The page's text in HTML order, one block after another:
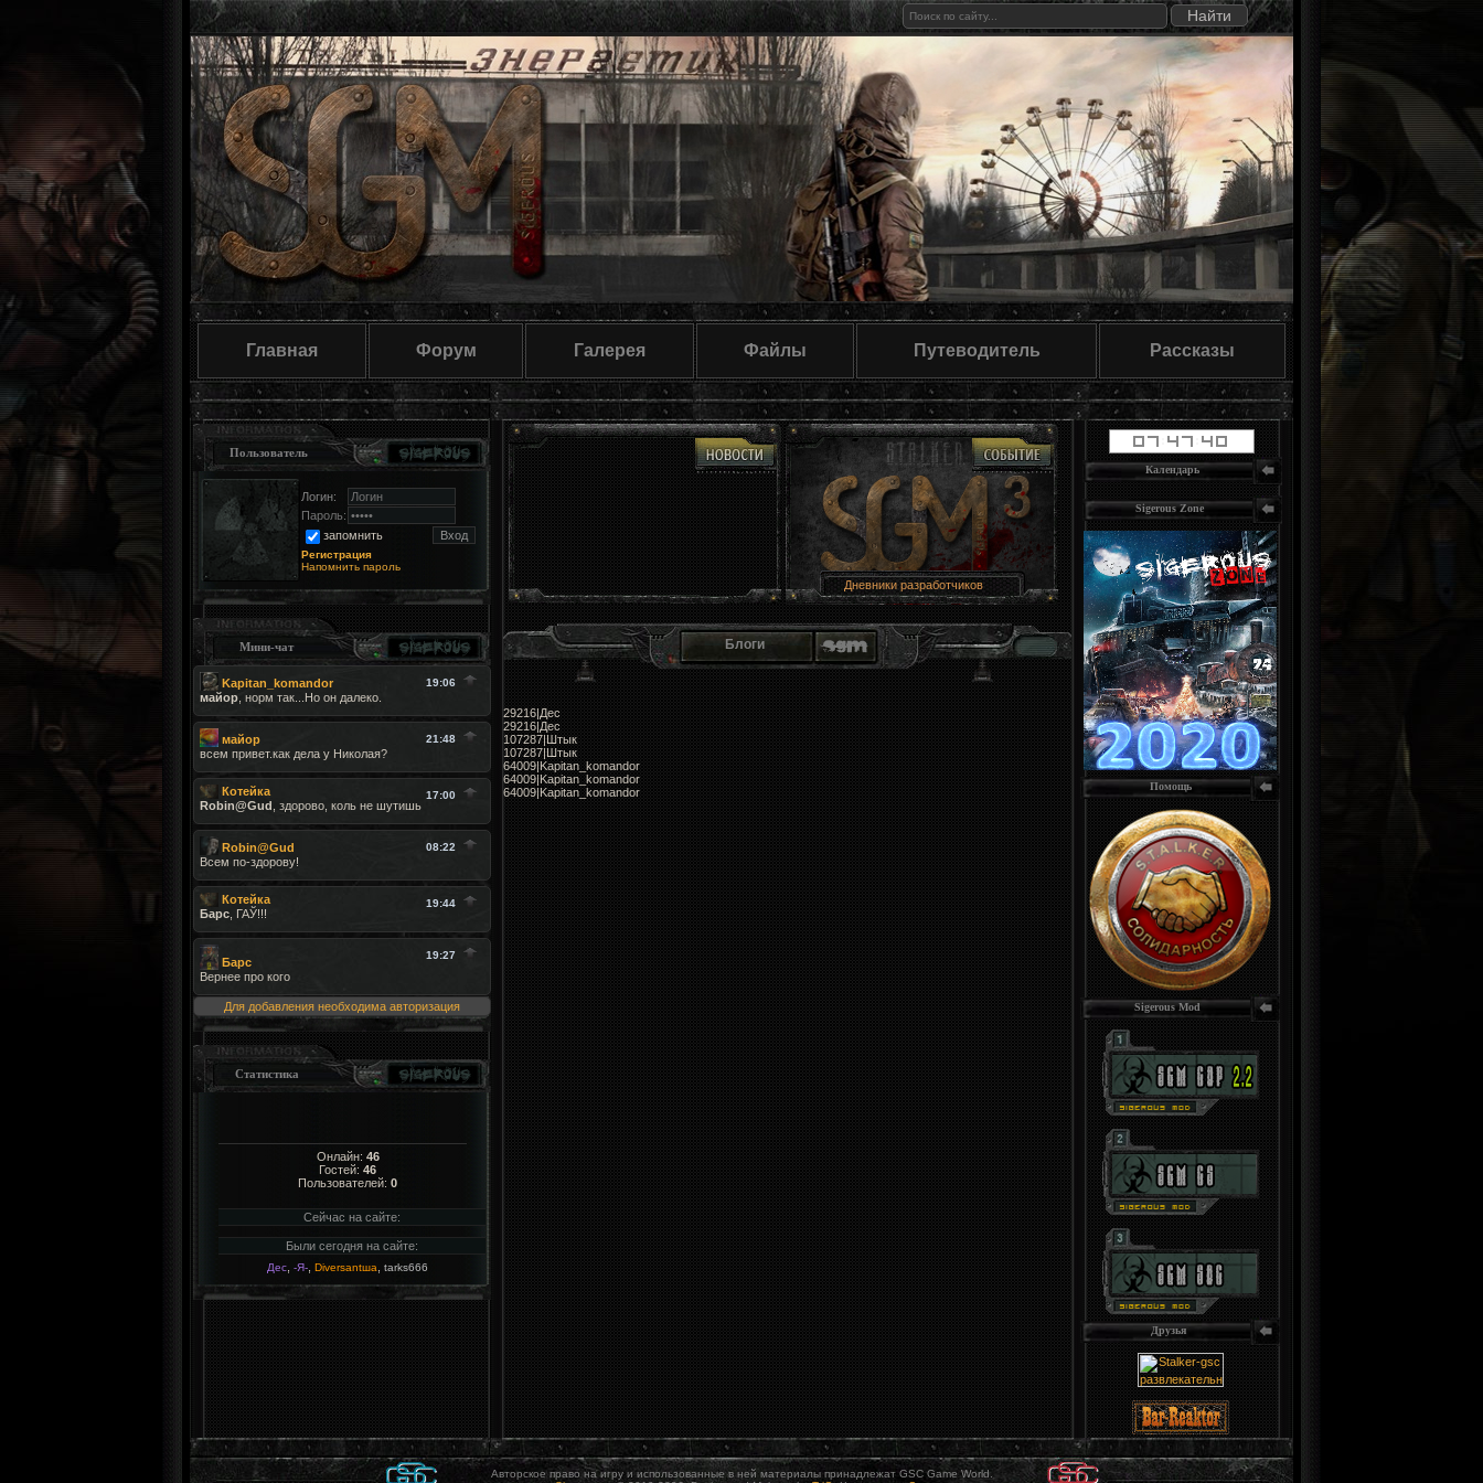
Главная Форум Галерея Файлы Путеводитель Рассказы
Пользователь
Логин:
Пароль:
запомнить
Регистрация
Напомнить пароль
Мини-чат
Для добавления необходима авторизация
Статистика
Онлайн: 46
Гостей: 46
Пользователей: 0
Сейчас на сайте:
Были сегодня на сайте:
Дес -Я- Diversantша tarks666
Дневники разработчиков
Блоги
29216|Дес
29216|Дес
107287|Штык
107287|Штык
64009|Kapitan_komandor
64009|Kapitan_komandor
64009|Kapitan_komandor
Календарь
Sigerous Zone
Помощь
Sigerous Mod
Друзья
Авторское право на игру и использованные в ней материалы принадлежат GSC Game World.